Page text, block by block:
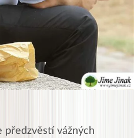
předzvěstí vážných